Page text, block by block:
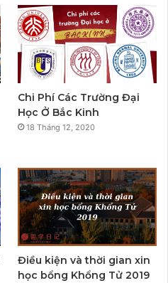
Chi Phí Các Trường Đại
Học Ở Bắc Kinh
18 Tháng 12, 2020
Điều kiện và thời gian xin
học bổng Khổng Tử 2019